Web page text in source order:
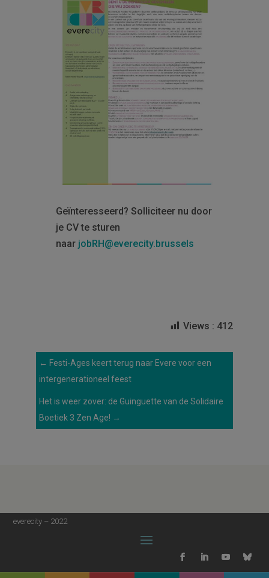
Geïnteresseerd? Solliciteer nu door
je CV te sturen
naar jobRH@everecity.brussels
Views : 412
← Festi-Ages keert terug naar Evere voor een
intergenerationeel feest
Het is weer zover: de Guinguette van de Solidaire
Boetiek 3 Zen Age! →
everecity – 2022